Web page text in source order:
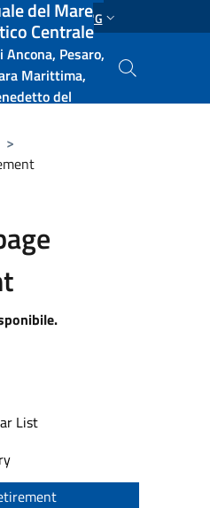
ENG
del Mare
Centrale
Ancona, Pesaro,
Marittima,
del
>
List